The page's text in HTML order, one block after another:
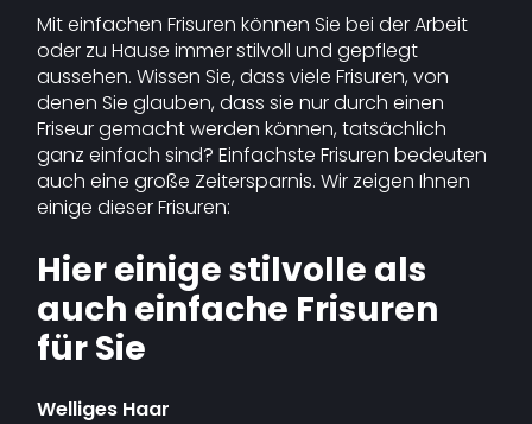
Italiano
Español
Български
العربية
Mit einfachen Frisuren können Sie bei der Arbeit
oder zu Hause immer stilvoll und gepflegt
aussehen. Wissen Sie, dass viele Frisuren, von
denen Sie glauben, dass sie nur durch einen
Friseur gemacht werden können, tatsächlich
ganz einfach sind? Einfachste Frisuren bedeuten
auch eine große Zeitersparnis. Wir zeigen Ihnen
einige dieser Frisuren:
Hier einige stilvolle als
auch einfache Frisuren
für Sie
Welliges Haar